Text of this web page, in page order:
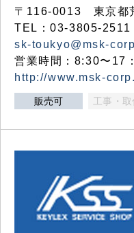
〒116-0013 東京都
TEL：03-3805-
sk-toukyo@msk-
営業時間：8:30〜17
http://www.msk-
販売可 工事・取